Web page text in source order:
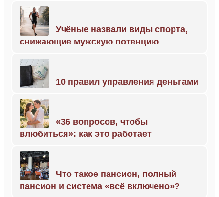
Учёные назвали виды спорта,
снижающие мужскую потенцию
10 правил управления деньгами
«36 вопросов, чтобы
влюбиться»: как это работает
Что такое пансион, полный
пансион и система «всё включено»?